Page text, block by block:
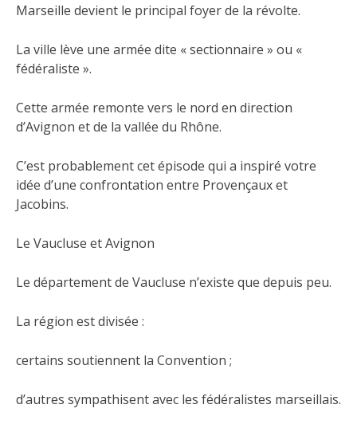
Marseille devient le principal foyer de la révolte.
La ville lève une armée dite « sectionnaire » ou «
fédéraliste ».
Cette armée remonte vers le nord en direction
d’Avignon et de la vallée du Rhône.
C’est probablement cet épisode qui a inspiré votre
idée d’une confrontation entre Provençaux et
Jacobins.
Le Vaucluse et Avignon
Le département de Vaucluse n’existe que depuis peu.
La région est divisée :
certains soutiennent la Convention ;
d’autres sympathisent avec les fédéralistes marseillais.